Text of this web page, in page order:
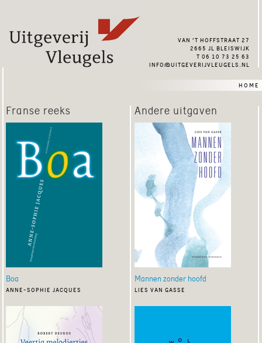
van ’t hoffstraat 27
2665 jl bleiswijk
t 06 10 73 25 63
info@uitgeverijvleugels.nl
home
Franse reeks
Boa
anne-sophie jacques
Andere uitgaven
Mannen zonder hoofd
lies van gasse